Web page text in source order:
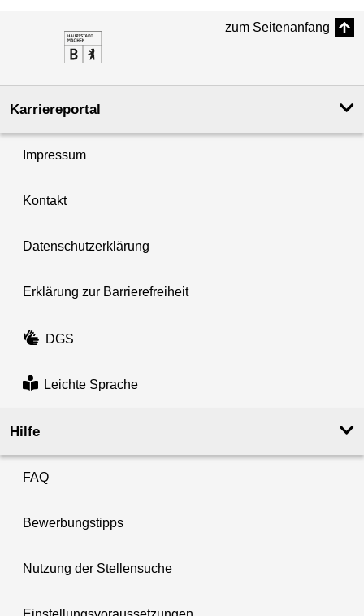
zum Seitenanfang
Karriereportal
Impressum
Kontakt
Datenschutzerklärung
Erklärung zur Barrierefreiheit
DGS
Leichte Sprache
Hilfe
FAQ
Bewerbungstipps
Nutzung der Stellensuche